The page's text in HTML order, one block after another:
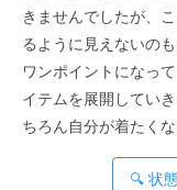
きませんでしたが、
るように見えないの
ワンポイントになっ
イテムを展開してい
ちろん自分が着たく
🔍 状